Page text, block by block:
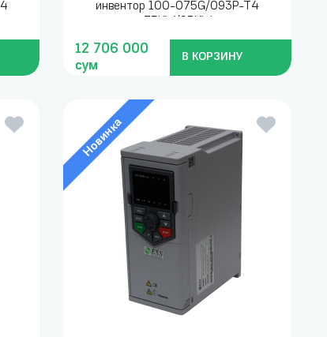
инвентор 100-075G/093P-T4
12 706 000
сум
В КОРЗИНУ
Новинка